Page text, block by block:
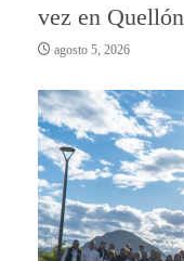
vez en Quellón
agosto 5, 2026